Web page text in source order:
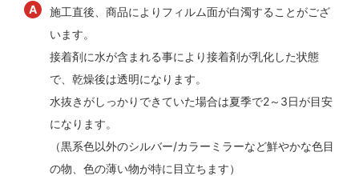
施工直後、商品によりフィルム面が白濁することがござ
います。
接着剤に水が含まれる事により接着剤が乳化した状態
で、乾燥後は透明になります。
水抜きがしっかりできていた場合は夏季で2～3日が目安
になります。
（黒系色以外のシルバー/カラーミラーなど鮮やかな色目
の物、色の薄い物が特に目立ちます）